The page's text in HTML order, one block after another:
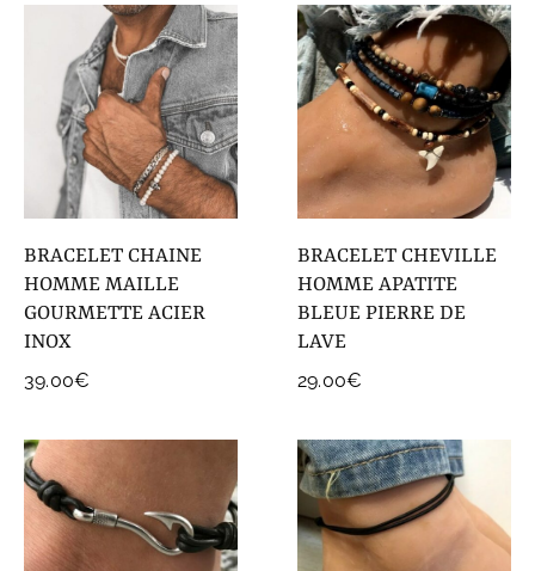
BRACELET CHAINE
HOMME MAILLE
GOURMETTE ACIER
INOX
39.00€
BRACELET CHEVILLE
HOMME APATITE
BLEUE PIERRE DE
LAVE
29.00€